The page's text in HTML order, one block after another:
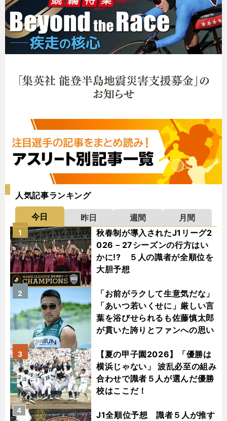
人気記事ランキング
今日 昨日 週間
月間
秋春制が導入されたJ1リーグ2
026－27シーズンの行方はい
かに!? ５人の識者が全順位を
大胆予想
1
「お前がラクして生意気だな」
「あいつ若いくせに」厳しい言
葉を浴びせられるも佐藤慎太郎
が貫いた誇りとファンへの思い
2
【夏の甲子園2026】「優勝は
横浜じゃない」 波乱必至の組み
合わせで識者５人が選んだ優勝
校はここだ！
3
J1全順位予想 識者５人が推す
4